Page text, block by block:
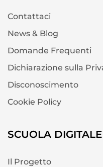
Contattaci
News & Blog
Domande Frequenti
Dichiarazione sulla
Disconoscimento
Cookie Policy
SCUOLA DIGITALE
Il Progetto